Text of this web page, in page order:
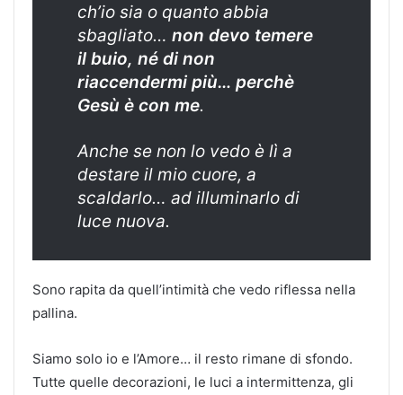
ch’io sia o quanto abbia
sbagliato… non devo temere
il buio, né di non
riaccendermi più… perchè
Gesù è con me.
Anche se non lo vedo è lì a
destare il mio cuore, a
scaldarlo… ad illuminarlo di
luce nuova.
Sono rapita da quell’intimità che vedo riflessa nella
pallina.
Siamo solo io e l’Amore… il resto rimane di sfondo.
Tutte quelle decorazioni, le luci a intermittenza, gli